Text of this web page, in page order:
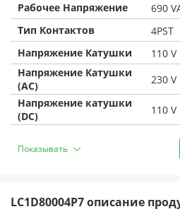
Рабочее Напряжение
690
Тип Контактов
4PST
Напряжение Катушки
110 V
Напряжение Катушки
(AC)
230 V
Напряжение катушки
(DC)
110 V
Показывать
LC1D80004P7 описание